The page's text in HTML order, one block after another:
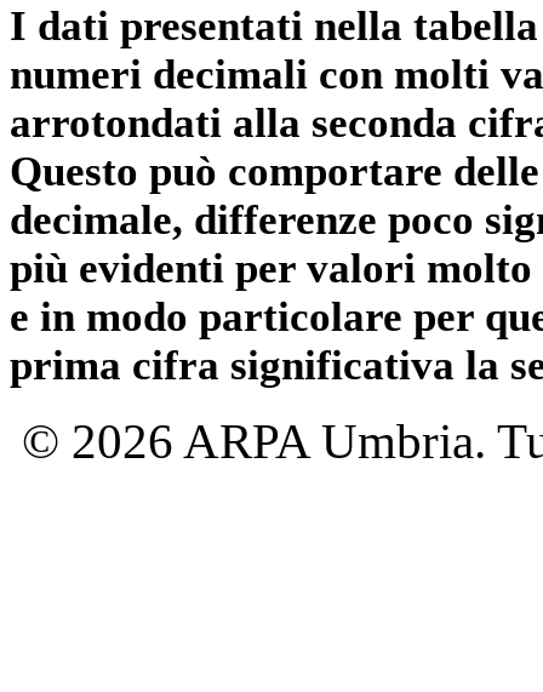
I dati presentati nella
numeri decimali con molti
arrotondati alla seconda
Questo può comportare
decimale, differenze poco
più evidenti per valori
e in modo particolare per
prima cifra significativa la
© 2026 ARPA Umbria.